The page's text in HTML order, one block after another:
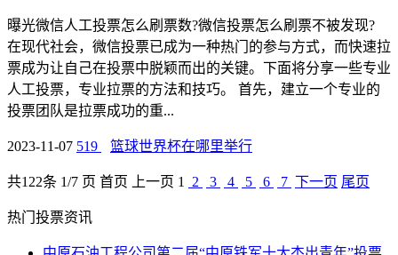
曝光微信人工投票怎么刷票数?微信投票怎么刷票不被发现?
在现代社会，微信投票已成为一种热门的参与方式，而快速拉
票成为让自己在投票中脱颖而出的关键。下面将分享一些专业
人工投票，专业拉票的方法和技巧。 首先，建立一个专业的
投票团队是拉票成功的重...
2023-11-07 519 篮球世界杯在哪里举行
共122条 1/7 页 首页 上一页 1 2 3 4 5 6 7 下一页 尾页
热门投票资讯